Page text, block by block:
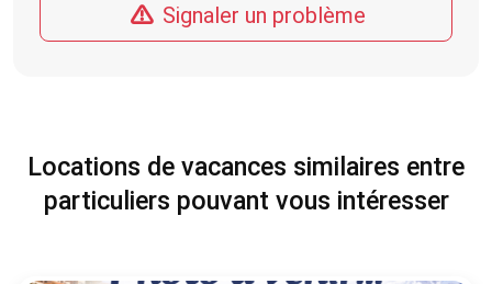
Signaler un problème
Locations de vacances similaires entre
particuliers pouvant vous intéresser